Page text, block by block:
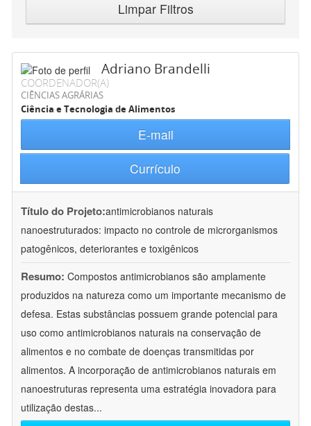
Limpar Filtros
Adriano Brandelli
COORDENADOR(A)
CIÊNCIAS AGRÁRIAS
Ciência e Tecnologia de Alimentos
E-mail
Currículo
Título do Projeto:antimicrobianos naturais
nanoestruturados: impacto no controle de microrganismos
patogênicos, deteriorantes e toxigênicos
Resumo: Compostos antimicrobianos são amplamente
produzidos na natureza como um importante mecanismo de
defesa. Estas substâncias possuem grande potencial para
uso como antimicrobianos naturais na conservação de
alimentos e no combate de doenças transmitidas por
alimentos. A incorporação de antimicrobianos naturais em
nanoestruturas representa uma estratégia inovadora para
utilização destas...